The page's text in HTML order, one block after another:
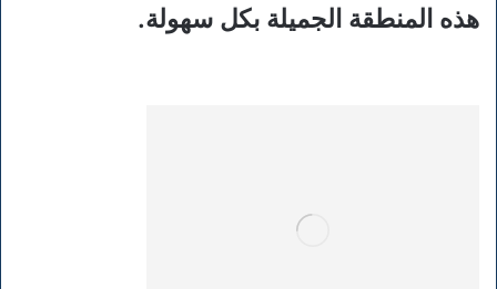
هذه المنطقة الجميلة بكل سهولة.